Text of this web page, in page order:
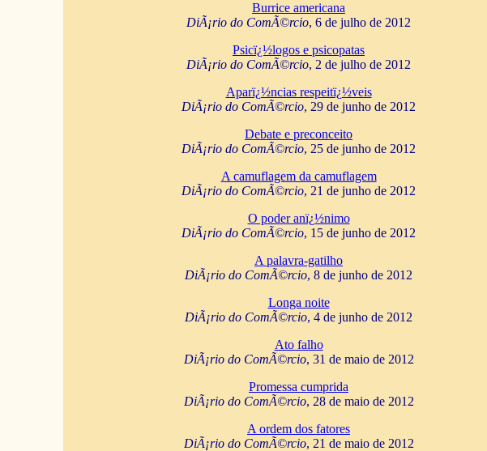
Burrice americana
DiÃ¡rio do ComÃ©rcio, 6 de julho de 2012
Psicï¿½logos e psicopatas
DiÃ¡rio do ComÃ©rcio, 2 de julho de 2012
Aparï¿½ncias respeitï¿½veis
DiÃ¡rio do ComÃ©rcio, 29 de junho de 2012
Debate e preconceito
DiÃ¡rio do ComÃ©rcio, 25 de junho de 2012
A camuflagem da camuflagem
DiÃ¡rio do ComÃ©rcio, 21 de junho de 2012
O poder anï¿½nimo
DiÃ¡rio do ComÃ©rcio, 15 de junho de 2012
A palavra-gatilho
DiÃ¡rio do ComÃ©rcio, 8 de junho de 2012
Longa noite
DiÃ¡rio do ComÃ©rcio, 4 de junho de 2012
Ato falho
DiÃ¡rio do ComÃ©rcio, 31 de maio de 2012
Promessa cumprida
DiÃ¡rio do ComÃ©rcio, 28 de maio de 2012
A ordem dos fatores
DiÃ¡rio do ComÃ©rcio, 21 de maio de 2012